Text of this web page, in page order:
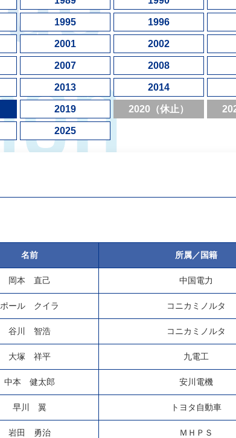
1995 1996
2001 2002
2007 2008
2013 2014
2019 2020（休止）
2025
名前 所属／国籍
岡本 直己 中国電力
ポール クイラ コニカミノルタ
谷川 智浩 コニカミノルタ
大塚 祥平 九電工
中本 健太郎 安川電機
早川 翼 トヨタ自動車
岩田 勇治 ＭＨＰＳ